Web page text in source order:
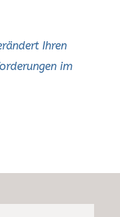
Ihren
im